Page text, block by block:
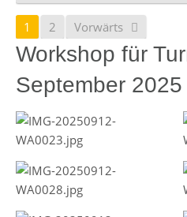
1 2 Vorwärts
Workshop für
September 2025